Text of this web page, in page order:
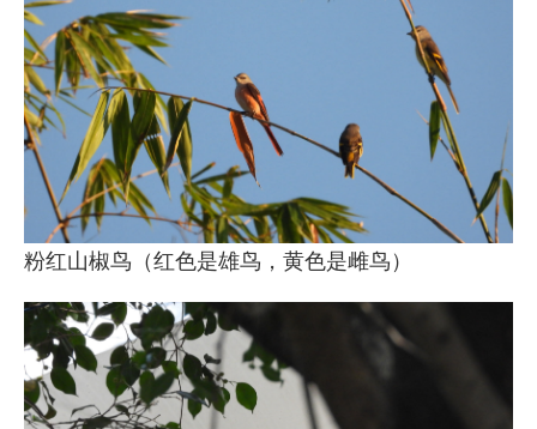
粉红山椒鸟（红色是雄鸟，黄色是雌鸟）